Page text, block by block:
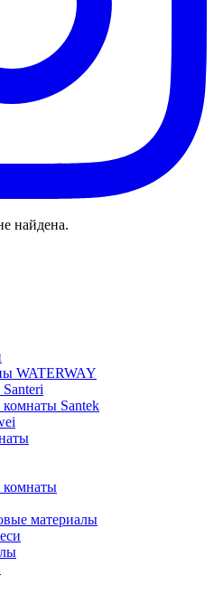
найдена.
WATERWAY
Santek
комнаты
материалы